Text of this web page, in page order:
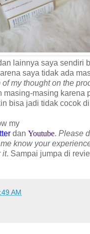
lainnya saya sendiri
saya tidak ada
of my thought on the
masing-masing karena
bisa jadi tidak cocok
my
dan Youtube. Please
know your
it. Sampai jumpa di
AM